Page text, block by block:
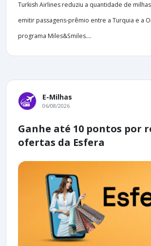
Turkish Airlines reduziu a quantidade de
emitir passagens-prêmio entre a Turquia e a
programa Miles&Smiles....
E-Milhas
06/08/2026
Ganhe até 10 pontos por
ofertas da Esfera